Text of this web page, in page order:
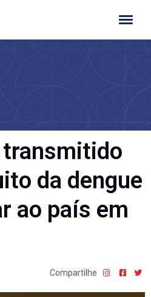
da dengue
ao país em
Compartilhe